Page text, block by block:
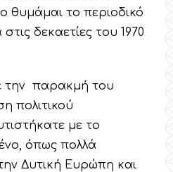
θυμάμαι το περιοδικό
δεκαετίες του 1970
την παρακμή του
πολιτικού
με το
όπως πολλά
Δυτική Ευρώπη και